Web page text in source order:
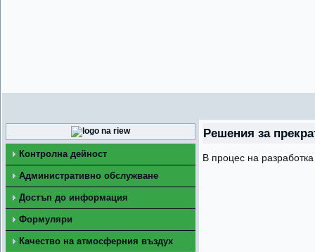
Контролна дейност
Административно обслужване
Достъп до информация
Формуляри
Качество на атмосферния въздух
Решения за
В процес на разработка